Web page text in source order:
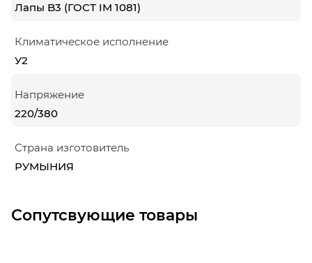
Лапы B3 (ГОСТ IM 1081)
Климатическое исполнение
У2
Напряжение
220/380
Страна изготовитель
РУМЫНИЯ
Сопутсвующие товары